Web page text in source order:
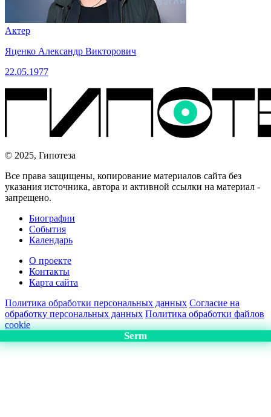
Актер
Яценко Александр Викторович
22.05.1977
© 2025, Гипотеза
Все права защищены, копирование материалов сайта без
указания источника, автора и активной ссылки на материал -
запрещено.
Биографии
События
Календарь
О проекте
Контакты
Карта сайта
Политика обработки персональных данных Согласие на
обработку персональных данных Политика обработки файлов
cookie
Serm